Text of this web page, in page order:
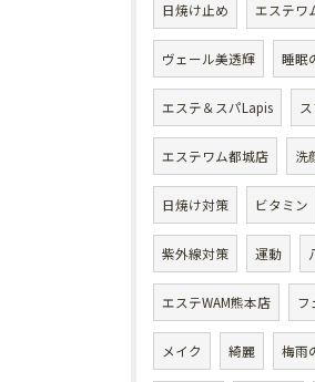
日焼け止め エステワ
ヴェール美透輝 睡眠
エステ＆スパLapis
エステワム都城店 洗
日焼け対策 ビタミン
紫外線対策 運動
エステWAM熊本店 フ
メイク 綺麗 梅雨